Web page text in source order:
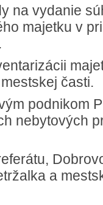
na vydanie
majetku v
časti.
podnikom
nebytových
a